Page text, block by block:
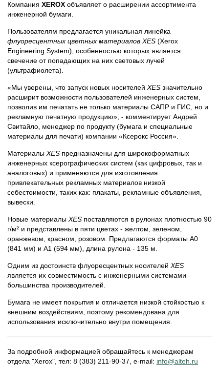
Компания XEROX объявляет о расширении ассортимента
инженерной бумаги.
Пользователям предлагается уникальная линейка
флуоресцентных цветных материалов XES (Xerox
Engineering System), особенностью которых является
свечение от попадающих на них световых лучей
(ультрафиолета).
«Мы уверены, что запуск новых носителей XES значительно
расширит возможности пользователей инженерных систем,
позволив им печатать не только материалы САПР и ГИС, но и
рекламную печатную продукцию», - комментирует Андрей
Свитайло, менеджер по продукту (бумага и специальные
материалы для печати) компании «Ксерокс Россия».
Материалы XES предназначены для широкоформатных
инженерных ксерографических систем (как цифровых, так и
аналоговых) и применяются для изготовления
привлекательных рекламных материалов низкой
себестоимости, таких как: плакаты, рекламные объявления,
вывески.
Новые материалы XES поставляются в рулонах плотностью 90
г/м² и представлены в пяти цветах - желтом, зеленом,
оранжевом, красном, розовом. Предлагаются форматы А0
(841 мм) и А1 (594 мм), длина рулона - 135 м.
Одним из достоинств флуоресцентных носителей XES
является их совместимость с инженерными системами
большинства производителей.
Бумага не имеет покрытия и отличается низкой стойкостью к
внешним воздействиям, поэтому рекомендована для
использования исключительно внутри помещения.
За подробной информацией обращайтесь к менеджерам
отдела "Xerox", тел: 8 (383) 211-90-37, e-mail: info@alteh.ru